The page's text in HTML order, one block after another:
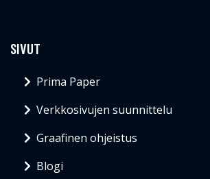
SIVUT
Prima Paper
Verkkosivujen suunnittelu
Graafinen ohjeistus
Blogi